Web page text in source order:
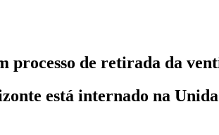
processo de retirada da
está internado na